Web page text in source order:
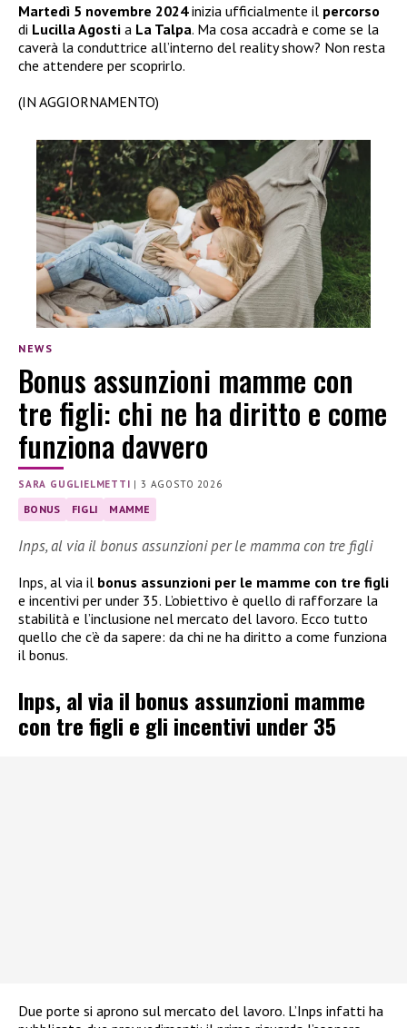
Martedì 5 novembre 2024inizia ufficialmente il percorso
di Lucilla Agosti a La Talpa. Ma cosa accadrà e come se la
caverà la conduttrice all’interno del reality show? Non resta
che attendere per scoprirlo.
(IN AGGIORNAMENTO)
NEWS
Bonus assunzioni mamme con
tre figli: chi ne ha diritto e come
funziona davvero
SARA GUGLIELMETTI |3 AGOSTO 2026
BONUS FIGLI MAMME
Inps, al via il bonus assunzioni per le mamma con tre figli
Inps, al via il bonus assunzioni per le mamme con tre figli
e incentivi per under 35. L’obiettivo è quello di rafforzare la
stabilità e l’inclusione nel mercato del lavoro. Ecco tutto
quello che c’è da sapere: da chi ne ha diritto a come funziona
il bonus.
Inps, al via il bonus assunzioni mamme
con tre figli e gli incentivi under 35
Due porte si aprono sul mercato del lavoro. L’Inps infatti ha